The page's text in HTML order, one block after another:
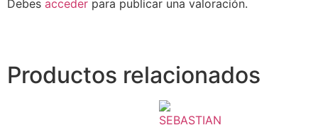
Debes acceder para publicar una valoración.
Productos relacionados